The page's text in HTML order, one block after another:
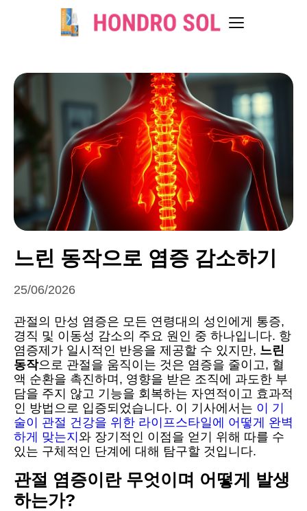
느린 동작으로 염증 감소하기
25/06/2026
관절의 만성 염증은 모든 연령대의 성인에게 통증,
경직 및 이동성 감소의 주요 원인 중 하나입니다. 항
염증제가 일시적인 반응을 제공할 수 있지만, 느린
동작으로 관절을 움직이는 것은 염증을 줄이고, 혈
액 순환을 촉진하며, 영향을 받은 조직에 과도한 부
담을 주지 않고 기능을 회복하는 자연적이고 효과적
인 방법으로 입증되었습니다. 이 기사에서는 이 기
술이 관절 건강을 위한 라이프스타일에 어떻게 완벽
하게 맞는지 와 장기적인 이점을 얻기 위해 따를 수
있는 구체적인 단계에 대해 탐구할 것입니다.
관절 염증이란 무엇이며 어떻게 발생
하는가?